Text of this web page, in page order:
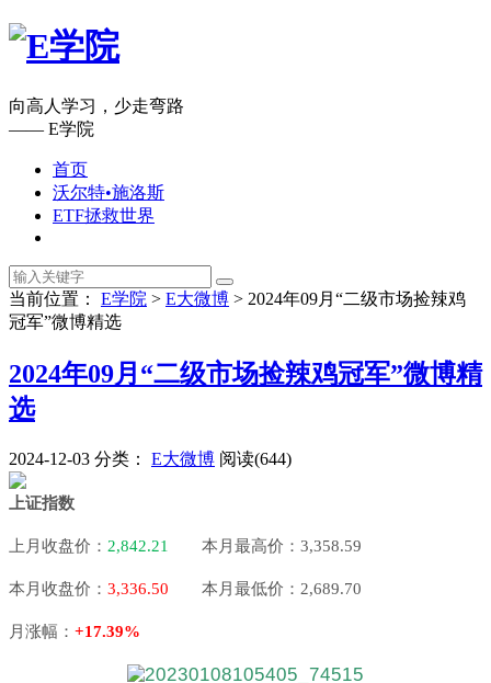
向高人学习，少走弯路
—— E学院
首页
沃尔特•施洛斯
ETF拯救世界
当前位置： E学院 > E大微博 > 2024年09月“二级市场捡辣鸡
冠军”微博精选
2024年09月“二级市场捡辣鸡冠军”微博精
选
2024-12-03 分类： E大微博 阅读(644)
上证指数
上月收盘价： 2,842.21 本月最高价：3,358.59
本月收盘价： 3,336.50 本月最低价：2,689.70
月涨幅： +17.39%